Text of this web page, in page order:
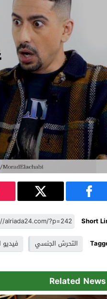
Short
التحرش الجنسي
Related News